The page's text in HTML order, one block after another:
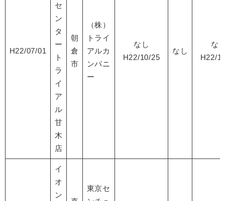
H22/07/01
セ
ン
タ
ー
ト
ラ
イ
ア
ル
甘
木
店
朝
倉
市
（株）
トライ
アルカ
ンパニ
ー
なし
H22/10/25
なし
な
H22/
イ
オ
ン
東京セ